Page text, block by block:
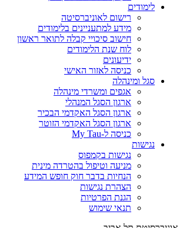
לימודים
רישום לאוניברסיטה
מידע למתעניינים בלימודים
חישוב סיכויי קבלה לתואר ראשון
לוח שנת הלימודים
ידיעונים
כניסה לאזור האישי
סגל ומינהלה
אגפים ומשרדי מינהלה
ארגון הסגל המנהלי
ארגון הסגל האקדמי הבכיר
ארגון הסגל האקדמי הזוטר
כניסה ל-My Tau
נגישות
נגישות בקמפוס
מניעה וטיפול בהטרדה מינית
הנחיות בדבר חוק חופש המידע
הצהרת נגישות
הגנת הפרטיות
תנאי שימוש